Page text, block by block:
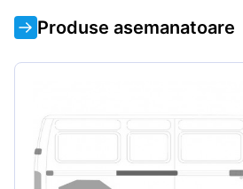
Produse asemanatoare